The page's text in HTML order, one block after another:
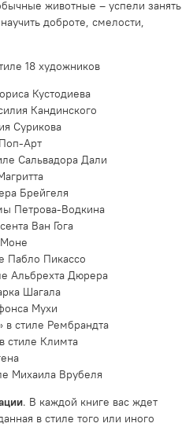
животные – успели занять
доброте, смелости,
18 художников
Кустодиева
Кандинского
Сурикова
Арт
Сальвадора Дали
Брейгеля
Петрова-Водкина
Ван Гога
Моне
Пабло Пикассо
Альбрехта Дюрера
Шагала
Мухи
в стиле Рембрандта
стиле Климта
Поля Гогена
Михаила Врубеля
. В каждой книге вас ждет
в стиле того или иного